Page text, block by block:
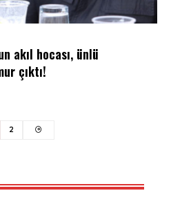
akıl hocası, ünlü
çıktı!
2